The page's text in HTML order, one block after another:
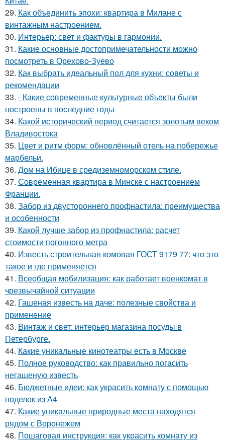
29. Как объединить эпохи: квартира в Милане с
винтажным настроением.
30. Интерьер: свет и фактуры в гармонии.
31. Какие основные достопримечательности можно
посмотреть в Орехово-Зуево
32. Как выбрать идеальный пол для кухни: советы и
рекомендации
33. - Какие современные культурные объекты были
построены в последние годы
34. Какой исторический период считается золотым веком
Владивостока
35. Цвет и ритм форм: обновлённый отель на побережье
марбельи.
36. Дом на Ибице в средиземноморском стиле.
37. Современная квартира в Минске с настроением
Франции.
38. Забор из двустороннего профнастила: преимущества
и особенности
39. Какой лучше забор из профнастила: расчет
стоимости погонного метра
40. Известь строительная комовая ГОСТ 9179 77: что это
такое и где применяется
41. Всеобщая мобилизация: как работает военкомат в
чрезвычайной ситуации
42. Гашеная известь на даче: полезные свойства и
применение
43. Винтаж и свет: интерьер магазина посуды в
Петербурге.
44. Какие уникальные кинотеатры есть в Москве
45. Полное руководство: как правильно погасить
негашеную известь
46. Бюджетные идеи: как украсить комнату с помощью
поделок из А4
47. Какие уникальные природные места находятся
рядом с Воронежем
48. Пошаговая инструкция: как украсить комнату из